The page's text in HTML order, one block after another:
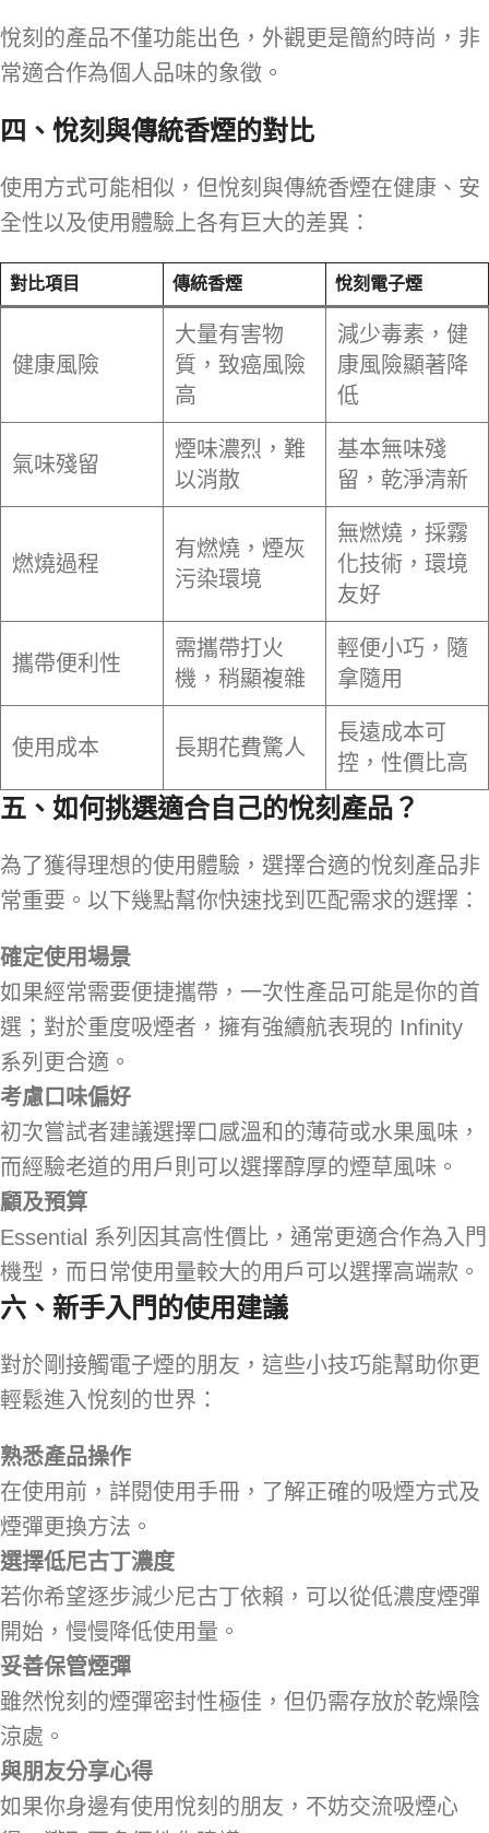
悅刻的產品不僅功能出色，外觀更是簡約時尚，非
常適合作為個人品味的象徵。
四、悅刻與傳統香煙的對比
使用方式可能相似，但悅刻與傳統香煙在健康、安
全性以及使用體驗上各有巨大的差異：
對比項目 傳統香煙 悅刻電子煙
健康風險
大量有害物
質，致癌風險
高
減少毒素，健
康風險顯著降
低
氣味殘留
煙味濃烈，難
以消散
基本無味殘
留，乾淨清新
燃燒過程
有燃燒，煙灰
污染環境
無燃燒，採霧
化技術，環境
友好
攜帶便利性
需攜帶打火
機，稍顯複雜
輕便小巧，隨
拿隨用
使用成本 長期花費驚人
長遠成本可
控，性價比高
五、如何挑選適合自己的悅刻產品？
為了獲得理想的使用體驗，選擇合適的悅刻產品非
常重要。以下幾點幫你快速找到匹配需求的選擇：
確定使用場景
如果經常需要便捷攜帶，一次性產品可能是你的首
選；對於重度吸煙者，擁有強續航表現的 Infinity
系列更合適。
考慮口味偏好
初次嘗試者建議選擇口感溫和的薄荷或水果風味，
而經驗老道的用戶則可以選擇醇厚的煙草風味。
顧及預算
Essential 系列因其高性價比，通常更適合作為入門
機型，而日常使用量較大的用戶可以選擇高端款。
六、新手入門的使用建議
對於剛接觸電子煙的朋友，這些小技巧能幫助你更
輕鬆進入悅刻的世界：
熟悉產品操作
在使用前，詳閱使用手冊，了解正確的吸煙方式及
煙彈更換方法。
選擇低尼古丁濃度
若你希望逐步減少尼古丁依賴，可以從低濃度煙彈
開始，慢慢降低使用量。
妥善保管煙彈
雖然悅刻的煙彈密封性極佳，但仍需存放於乾燥陰
涼處。
與朋友分享心得
如果你身邊有使用悅刻的朋友，不妨交流吸煙心